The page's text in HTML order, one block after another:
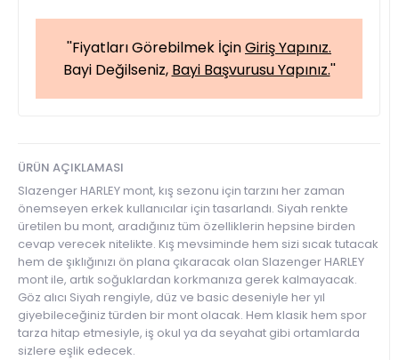
''Fiyatları Görebilmek İçinGiriş Yapınız.
Bayi Değilseniz, Bayi Başvurusu Yapınız.''
ÜRÜN AÇIKLAMASI
Slazenger HARLEY mont, kış sezonu için tarzını her zaman
önemseyen erkek kullanıcılar için tasarlandı. Siyah renkte
üretilen bu mont, aradığınız tüm özelliklerin hepsine birden
cevap verecek nitelikte. Kış mevsiminde hem sizi sıcak tutacak
hem de şıklığınızı ön plana çıkaracak olan Slazenger HARLEY
mont ile, artık soğuklardan korkmanıza gerek kalmayacak.
Göz alıcı Siyah rengiyle, düz ve basic deseniyle her yıl
giyebileceğiniz türden bir mont olacak. Hem klasik hem spor
tarza hitap etmesiyle, iş okul ya da seyahat gibi ortamlarda
sizlere eşlik edecek.